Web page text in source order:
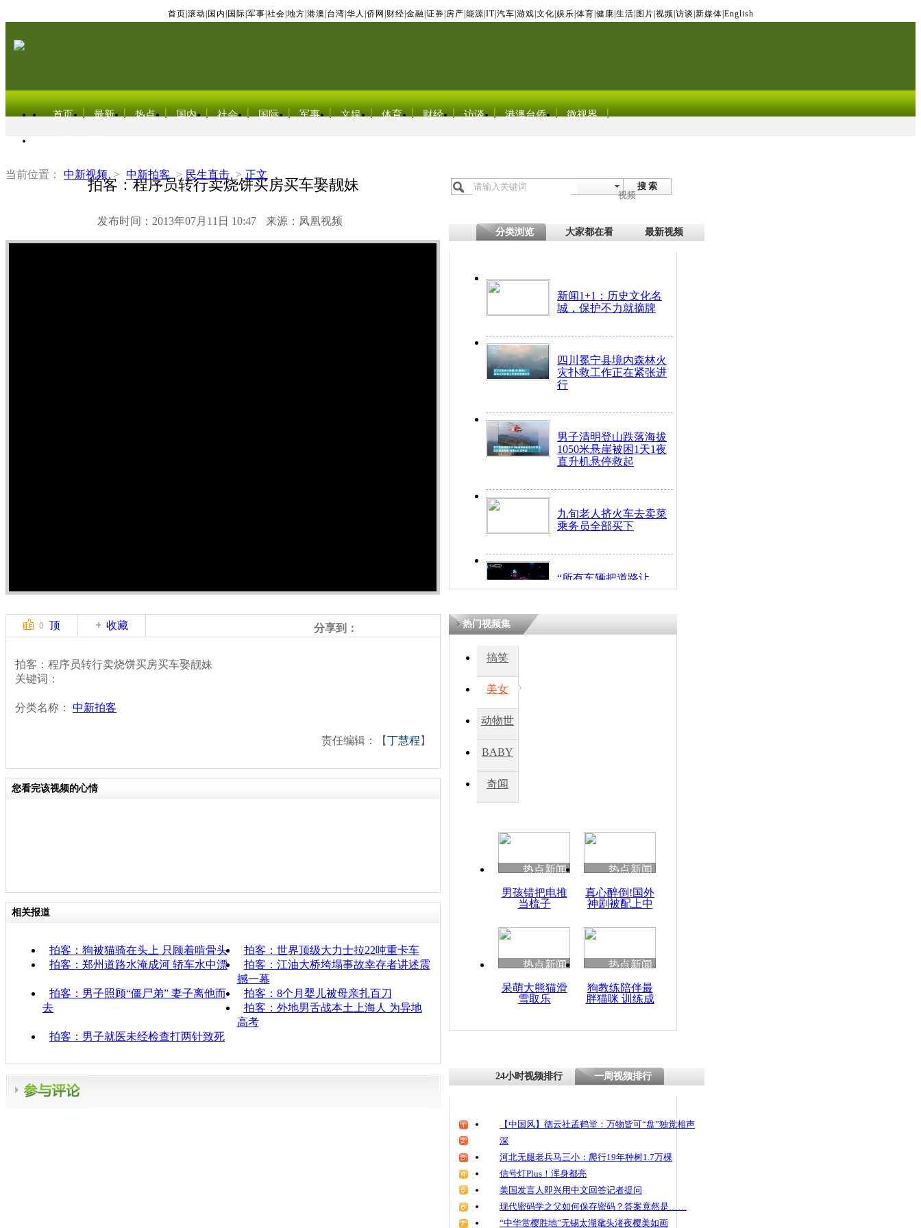
首页 滚动 国内 国际 军事 社会 地方 港澳 台湾 华人 侨网 财经 金融 证券 房产 能源 IT| 汽车 游戏 文化 娱乐 体育 健康 生活 图片 视频 访谈 新媒体 English
首页 最新 热点 国内 社会 国际 军事 文娱 体育 财经 访谈 港澳台侨 微视界
当前位置： 中新视频 > 中新拍客 > 民生直击 > 正文
拍客：程序员转行卖烧饼买房买车娶靓妹
发布时间：2013年07月11日 10:47 来源：凤凰视频
搜 索
视频
分类浏览 大家都在看 最新视频
新闻1+1：历史文化名
城，保护不力就摘牌
四川冕宁县境内森林火
灾扑救工作正在紧张进
行
男子清明登山跌落海拔
1050米悬崖被困1天1夜
直升机悬停救起
九旬老人挤火车去卖菜
乘务员全部买下
“所有车辆把道路让
开！”儿童突发疾病交
四川兴文苗乡上万人欢
度苗族花山节
清明祭英烈 哀思悼忠
白领转行卖饼买房车娶
0 顶 收藏 分享到：
拍客：程序员转行卖烧饼买房买车娶靓妹
关键词：
分类名称： 中新拍客
责任编辑：【丁慧程 】
您看完该视频的心情
相关报道
拍客：狗被猫骑在头上 只顾着啃骨头
拍客：世界顶级大力士拉22吨重卡车
拍客：郑州道路水淹成河 轿车水中漂
拍客：江油大桥垮塌事故幸存者讲述震
撼一幕
拍客：男子照顾“僵尸弟” 妻子离他而
去
拍客：8个月婴儿被母亲扎百刀
拍客：外地男舌战本土上海人 为异地
高考
拍客：男子就医未经检查打两针致死
热门视频集
搞笑
美女
动物世
BABY
秀
奇闻
热点新闻
男孩错把电推
当梳子
热点新闻
真心醉倒!国外
神剧被配上中
热点新闻
呆萌大熊猫滑
雪取乐
热点新闻
狗教练陪伴最
胖猫咪 训练成
24小时视频排行 一周视频排行
【中国风】德云社孟鹤堂：万物皆可“盘”独觉相声
深
河北无腿老兵马三小：爬行19年种树1.7万棵
信号灯Plus！浑身都亮
美国发言人即兴用中文回答记者提问
现代密码学之父如何保存密码？答案竟然是……
“中华赏樱胜地”无锡太湖鼋头渚夜樱美如画